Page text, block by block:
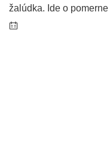
žalúdka. Ide o